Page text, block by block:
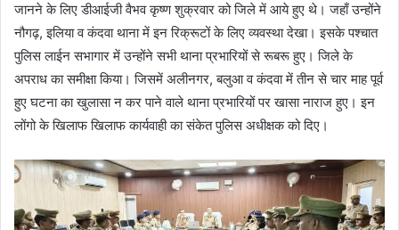
जानने के लिए डीआईजी वैभव कृष्ण शुक्रवार को जिले में आये हुए थे। जहाँ उन्होंने
नौगढ़, इलिया व कंदवा थाना में इन रिक्रूटों के लिए व्यवस्था देखा। इसके पश्चात
पुलिस लाईन सभागार में उन्होंने सभी थाना प्रभारियों से रूबरू हुए। जिले के
अपराध का समीक्षा किया। जिसमें अलीनगर, बलुआ व कंदवा में तीन से चार माह पूर्व
हुए घटना का खुलासा न कर पाने वाले थाना प्रभारियों पर खासा नाराज हुए। इन
लोंगो के खिलाफ खिलाफ कार्यवाही का संकेत पुलिस अधीक्षक को दिए।